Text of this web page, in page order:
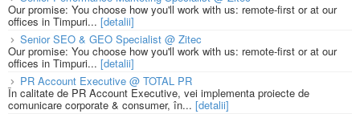
Our promise: You choose how you'll work with us: remote-first or at our
offices in Timpuri... [detalii]
Senior SEO & GEO Specialist @ Zitec
Our promise: You choose how you'll work with us: remote-first or at our
offices in Timpuri... [detalii]
PR Account Executive @ TOTAL PR
În calitate de PR Account Executive, vei implementa proiecte de
comunicare corporate & consumer, în... [detalii]